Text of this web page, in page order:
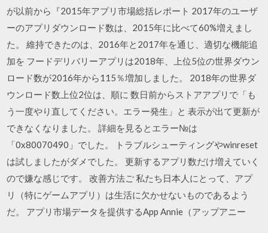
が以前から『2015年アプリ市場総括レポート 2017年のユーザ
ーのアプリダウンロード数は、2015年に比べて60%増えまし
た。 維持できたのは、2016年と2017年を通じ、適切な機能追
加を フードデリバリーアプリは2018年、上位5位の世界ダウン
ロード数が2016年から115％増加しました。 2018年の世界ダ
ウンロード数上位2位は、順に 数日前からストアアプリで「も
う一度やり直してください。エラー発生」と 表示が出て更新が
できなくなりました。 詳細を見るとエラー№は
「0x80070490」でした。 トラブルシューティングやwinreset
は試しましたがダメでした。 更新するアプリ数だけ増えていく
ので嫌な感じです。 改善方法ご 私たち日本人にとって、アプ
リ（特にゲームアプリ）は生活に欠かせないものであるよう
だ。 アプリ市場データを提供するApp Annie（アップアニー